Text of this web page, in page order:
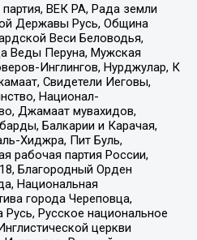
ВЕК РА, Рада земли
Державы Русь, Община
Веси Беловодья,
Веды Перуна, Мужская
Инглингов, Нурджулар, К
Свидетели Иеговы,
Национал-
Джамаат мувахидов,
Балкарии и Карачая,
Хиджра, Пит Буль,
рабочая партия России,
Благородный Орден
Национальная
города Череповца,
Русское национальное
церкви